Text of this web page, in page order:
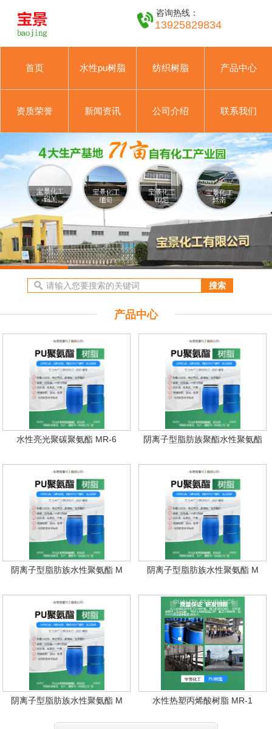
咨询热线：
13925829834
首页 水性pu树脂 纺织树脂 产品中心
资质荣誉 新闻资讯 公司介绍 联系我们
产品中心
水性亮光聚碳聚氨酯 MR-6 阴离子型脂肪族聚酯水性聚氨酯
阴离子型脂肪族水性聚氨酯 M 阴离子型脂肪族水性聚氨酯 M
阴离子型脂肪族水性聚氨酯 M 水性热塑丙烯酸树脂 MR-1